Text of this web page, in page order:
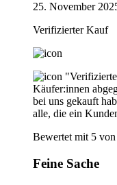
25. November
Verifizierter Kauf
Käufer:innen
bei uns gekauft
alle, die ein
Bewertet mit 5 von
Feine Sache